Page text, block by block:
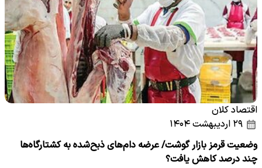
اقتصاد کلان
وضعیت قرمز بازار گوشت/ عرضه دام‌های ذبح‌شده به کشتارگاه‌ها
چند درصد کاهش یافت؟